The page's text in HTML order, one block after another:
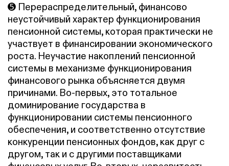
➎ Перераспределительный, финансово
неустойчивый характер функционирования
пенсионной системы, которая практически не
участвует в финансировании экономического
роста. Неучастие накоплений пенсионной
системы в механизме функционирования
финансового рынка объясняется двумя
причинами. Во-первых, это тотальное
доминирование государства в
функционировании системы пенсионного
обеспечения, и соответственно отсутствие
конкуренции пенсионных фондов, как друг с
другом, так и с другими поставщиками